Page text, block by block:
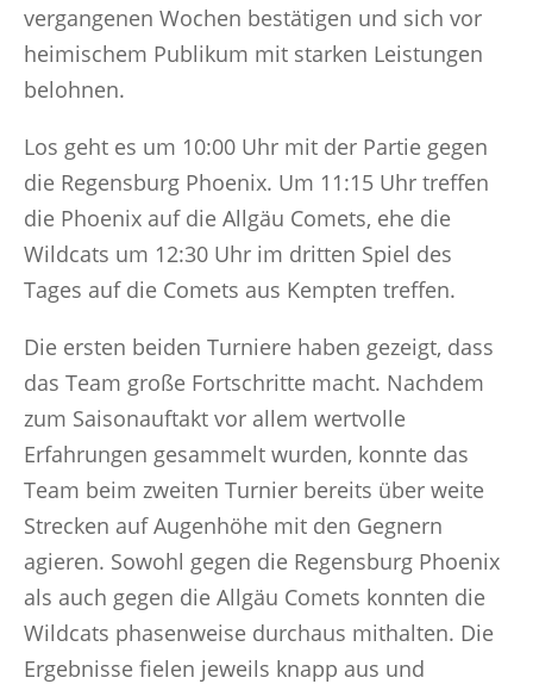
vergangenen Wochen bestätigen und sich vor
heimischem Publikum mit starken Leistungen
belohnen.
Los geht es um 10:00 Uhr mit der Partie gegen
die Regensburg Phoenix. Um 11:15 Uhr treffen
die Phoenix auf die Allgäu Comets, ehe die
Wildcats um 12:30 Uhr im dritten Spiel des
Tages auf die Comets aus Kempten treffen.
Die ersten beiden Turniere haben gezeigt, dass
das Team große Fortschritte macht. Nachdem
zum Saisonauftakt vor allem wertvolle
Erfahrungen gesammelt wurden, konnte das
Team beim zweiten Turnier bereits über weite
Strecken auf Augenhöhe mit den Gegnern
agieren. Sowohl gegen die Regensburg Phoenix
als auch gegen die Allgäu Comets konnten die
Wildcats phasenweise durchaus mithalten. Die
Ergebnisse fielen jeweils knapp aus und